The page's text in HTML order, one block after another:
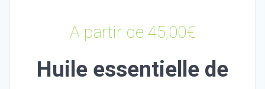
A partir de 45,00€
Huile essentielle de